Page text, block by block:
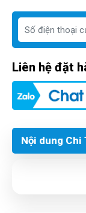
Liên hệ đặt
Nội dung Chi